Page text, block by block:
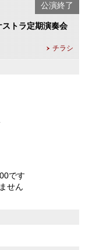
トラ定期演奏会
チラシ
公演終了
です
せん